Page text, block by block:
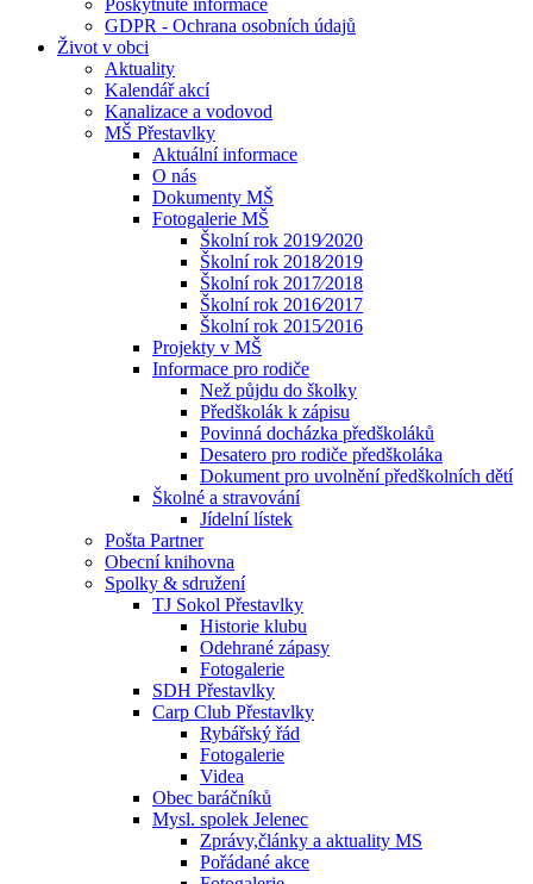
Poskytnuté informace
GDPR - Ochrana osobních údajů
Život v obci
Aktuality
Kalendář akcí
Kanalizace a vodovod
MŠ Přestavlky
Aktuální informace
O nás
Dokumenty MŠ
Fotogalerie MŠ
Školní rok 2019⁄2020
Školní rok 2018⁄2019
Školní rok 2017⁄2018
Školní rok 2016⁄2017
Školní rok 2015⁄2016
Projekty v MŠ
Informace pro rodiče
Než půjdu do školky
Předškolák k zápisu
Povinná docházka předškoláků
Desatero pro rodiče předškoláka
Dokument pro uvolnění předškolních dětí
Školné a stravování
Jídelní lístek
Pošta Partner
Obecní knihovna
Spolky & sdružení
TJ Sokol Přestavlky
Historie klubu
Odehrané zápasy
Fotogalerie
SDH Přestavlky
Carp Club Přestavlky
Rybářský řád
Fotogalerie
Videa
Obec baráčníků
Mysl. spolek Jelenec
Zprávy,články a aktuality MS
Pořádané akce